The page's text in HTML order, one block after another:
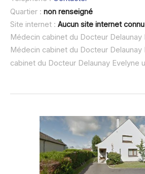
Quartier : non renseigné
Site internet : Aucun site internet connu